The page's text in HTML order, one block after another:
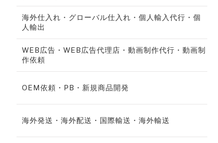
海外仕入れ・グローバル仕入れ・個人輸入代行・個
人輸出
WEB広告・WEB広告代理店・動画制作代行・動画制
作依頼
OEM依頼・PB・新規商品開発
海外発送・海外配送・国際輸送・海外輸送